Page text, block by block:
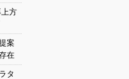
方
案
在
タ